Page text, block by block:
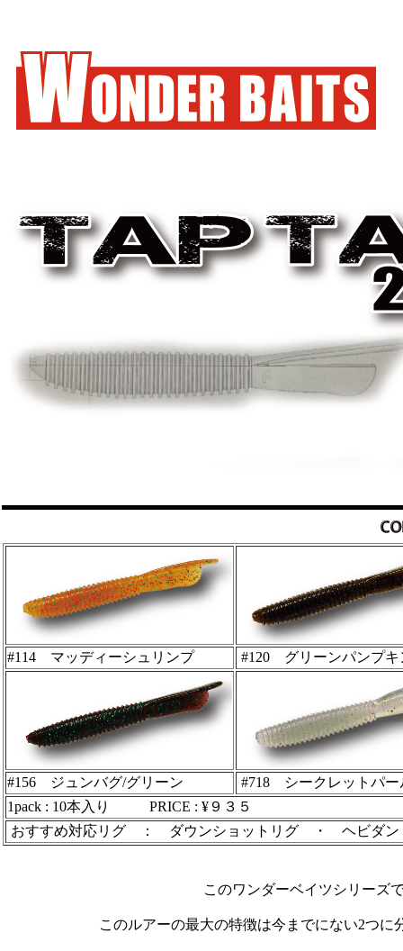
#114 マッディーシュリンプ #120 グリーンパンプキ
#156 ジュンバグ/グリーン
#718 シークレットパー
1pack : 10本入り PRICE : ¥９３５
おすすめ対応リグ ： ダウンショットリグ ・ ヘビ
このワンダーベイツシリーズ
このルアーの最大の特徴は今までにない2つ